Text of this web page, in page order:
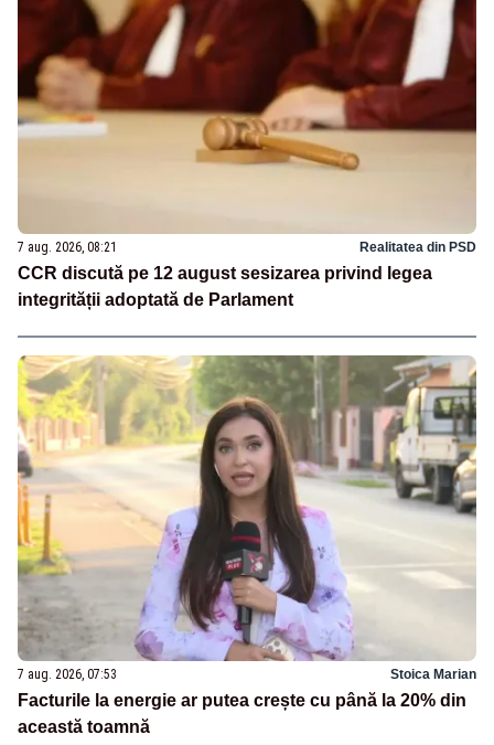
7 aug. 2026, 08:21 Realitatea din PSD
CCR discută pe 12 august sesizarea privind legea
integrității adoptată de Parlament
7 aug. 2026, 07:53 Stoica Marian
Facturile la energie ar putea crește cu până la 20% din
această toamnă